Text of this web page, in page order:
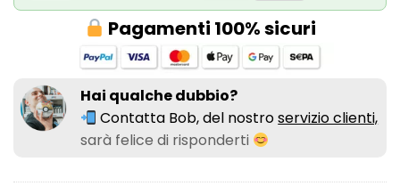
Pagamenti 100% sicuri
Hai qualche dubbio?
Contatta Bob, del nostroservizio clienti,
sarà felice di risponderti